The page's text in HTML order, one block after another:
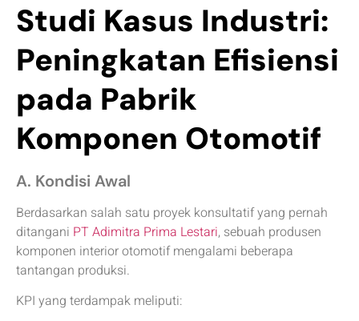
Studi Kasus Industri:
Peningkatan Efisiensi
pada Pabrik
Komponen Otomotif
A. Kondisi Awal
Berdasarkan salah satu proyek konsultatif yang pernah
ditangani PT Adimitra Prima Lestari, sebuah produsen
komponen interior otomotif mengalami beberapa
tantangan produksi.
KPI yang terdampak meliputi: